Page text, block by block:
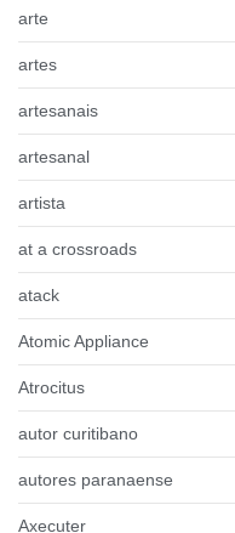
arte
artes
artesanais
artesanal
artista
at a crossroads
atack
Atomic Appliance
Atrocitus
autor curitibano
autores paranaense
Axecuter